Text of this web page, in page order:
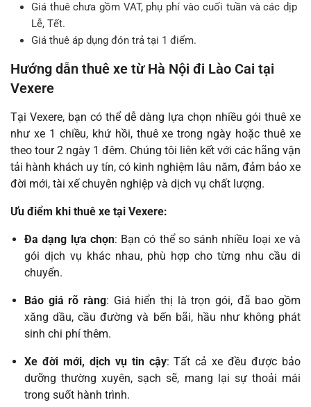
Giá thuê chưa gồm VAT, phụ phí vào cuối tuần và các dịp
Lễ, Tết.
Giá thuê áp dụng đón trả tại 1 điểm.
Hướng dẫn thuê xe từ Hà Nội đi Lào Cai tại
Vexere
Tại Vexere, bạn có thể dễ dàng lựa chọn nhiều gói thuê xe
như xe 1 chiều, khứ hồi, thuê xe trong ngày hoặc thuê xe
theo tour 2 ngày 1 đêm. Chúng tôi liên kết với các hãng vận
tải hành khách uy tín, có kinh nghiệm lâu năm, đảm bảo xe
đời mới, tài xế chuyên nghiệp và dịch vụ chất lượng.
Ưu điểm khi thuê xe tại Vexere:
Đa dạng lựa chọn: Bạn có thể so sánh nhiều loại xe và
gói dịch vụ khác nhau, phù hợp cho từng nhu cầu di
chuyển.
Báo giá rõ ràng: Giá hiển thị là trọn gói, đã bao gồm
xăng dầu, cầu đường và bến bãi, hầu như không phát
sinh chi phí thêm.
Xe đời mới, dịch vụ tin cậy: Tất cả xe đều được bảo
dưỡng thường xuyên, sạch sẽ, mang lại sự thoải mái
trong suốt hành trình.